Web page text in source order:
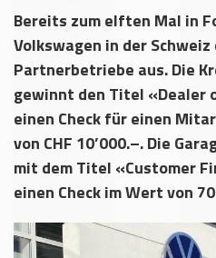
Bereits zum elften Mal in
Volkswagen in der
Partnerbetriebe aus. Die
gewinnt den Titel «Dealer
einen Check für einen
von CHF 10’000.–. Die
mit dem Titel «Customer
einen Check im Wert von